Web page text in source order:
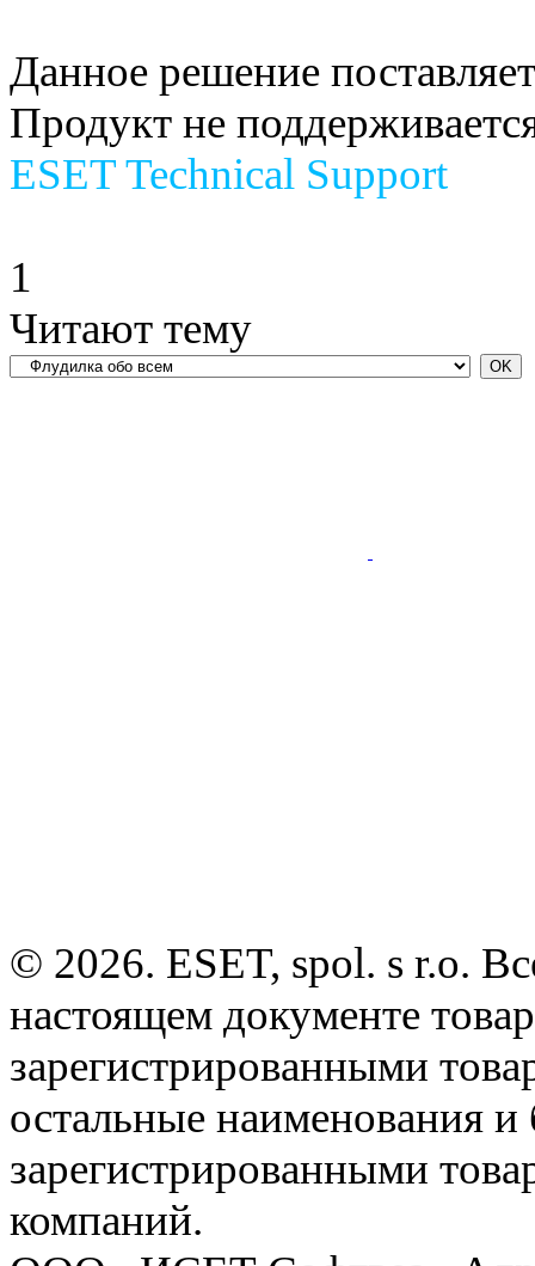
Данное решение
Продукт не
ESET Technical Support
1
Читают тему
© 2026. ESET, spol. s r.o.
настоящем документе
зарегистрированными
остальные наименования
зарегистрированными
компаний.